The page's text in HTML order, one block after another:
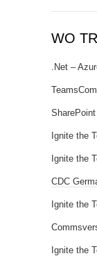
WO
.Net –
Ignite the
Ignite the
CDC
Ignite the
Ignite the